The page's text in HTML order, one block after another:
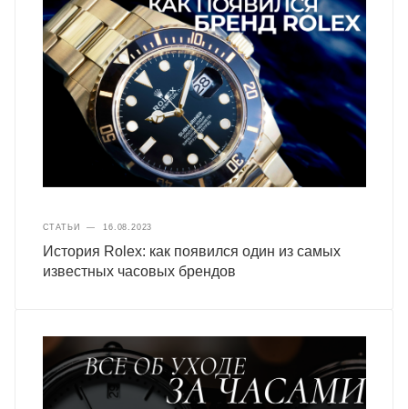
СТАТЬИ — 16.08.2023
История Rolex: как появился один из самых
известных часовых брендов